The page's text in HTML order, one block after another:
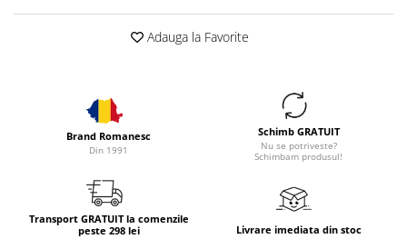
Adauga la Favorite
Brand Romanesc
Din 1991
Schimb GRATUIT
Nu se potriveste?
Schimbam produsul!
Transport GRATUIT la comenzile
peste 298 lei
Livrare imediata din stoc